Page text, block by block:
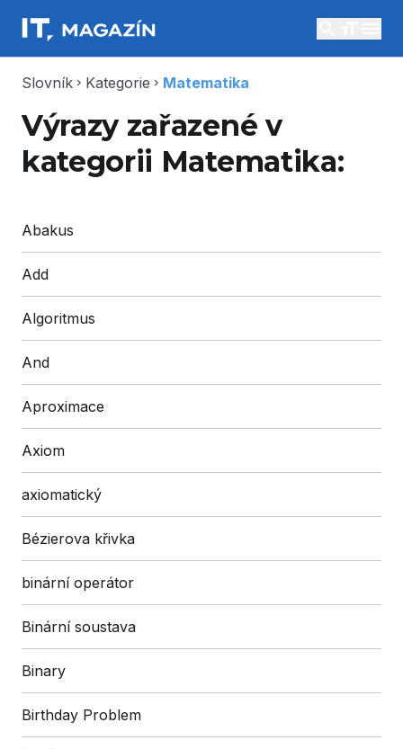
Slovník chevron_right Kategorie chevron_right Matematika
Výrazy zařazené v
kategorii Matematika:
Abakus
Add
Algoritmus
And
Aproximace
Axiom
axiomatický
Bézierova křivka
binární operátor
Binární soustava
Binary
Birthday Problem